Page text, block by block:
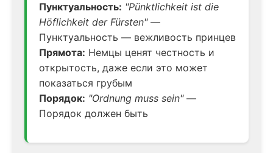
Пунктуальность: "Pünktlichkeit ist die
Höflichkeit der Fürsten"—
Пунктуальность — вежливость принцев
Прямота: Немцы ценят честность и
открытость, даже если это может
показаться грубым
Порядок: "Ordnung muss sein"—
Порядок должен быть